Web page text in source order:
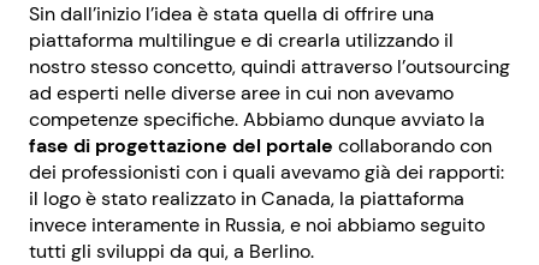
Sin dall’inizio l’idea è stata quella di offrire una
piattaforma multilingue e di crearla utilizzando il
nostro stesso concetto, quindi attraverso l’outsourcing
ad esperti nelle diverse aree in cui non avevamo
competenze specifiche. Abbiamo dunque avviato la
fase di progettazione del portale collaborando con
dei professionisti con i quali avevamo già dei rapporti:
il logo è stato realizzato in Canada, la piattaforma
invece interamente in Russia, e noi abbiamo seguito
tutti gli sviluppi da qui, a Berlino.